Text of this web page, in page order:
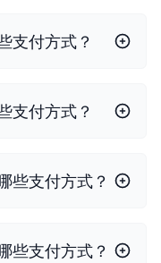
支付方式？
支付方式？
些支付方式？
些支付方式？